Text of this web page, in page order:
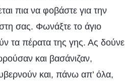
πια να φοβάστε για την
σας. Φωνάξτε το άγιο
τα πέρατα της γης. Ας δούνε
και βασάνιζαν,
και, πάνω απ’ όλα,